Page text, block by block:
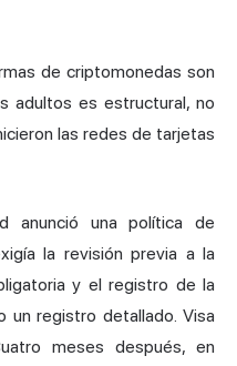
de criptomonedas son
adultos es estructural, no
las redes de tarjetas
anunció una política de
la revisión previa a la
y el registro de la
un registro detallado. Visa
meses después, en